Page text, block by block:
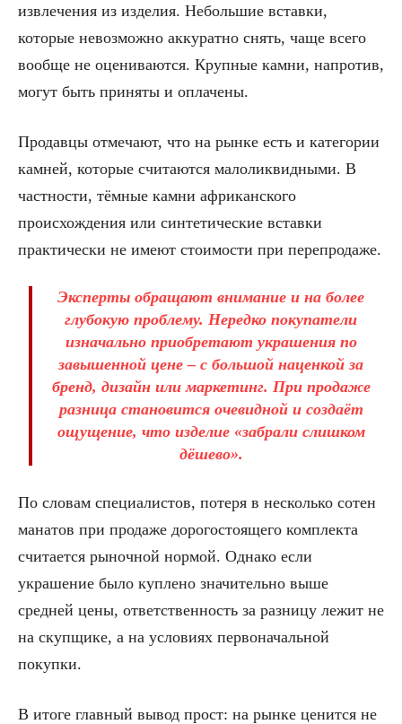
извлечения из изделия. Небольшие вставки,
которые невозможно аккуратно снять, чаще всего
вообще не оцениваются. Крупные камни, напротив,
могут быть приняты и оплачены.
Продавцы отмечают, что на рынке есть и категории
камней, которые считаются малоликвидными. В
частности, тёмные камни африканского
происхождения или синтетические вставки
практически не имеют стоимости при перепродаже.
Эксперты обращают внимание и на более
глубокую проблему. Нередко покупатели
изначально приобретают украшения по
завышенной цене – с большой наценкой за
бренд, дизайн или маркетинг. При продаже
разница становится очевидной и создаёт
ощущение, что изделие «забрали слишком
дёшево».
По словам специалистов, потеря в несколько сотен
манатов при продаже дорогостоящего комплекта
считается рыночной нормой. Однако если
украшение было куплено значительно выше
средней цены, ответственность за разницу лежит не
на скупщике, а на условиях первоначальной
покупки.
В итоге главный вывод прост: на рынке ценится не